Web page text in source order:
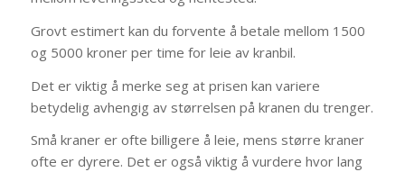
Grovt estimert kan du forvente å betale mellom 1500
og 5000 kroner per time for leie av kranbil.
Det er viktig å merke seg at prisen kan variere
betydelig avhengig av størrelsen på kranen du trenger.
Små kraner er ofte billigere å leie, mens større kraner
ofte er dyrere. Det er også viktig å vurdere hvor lang